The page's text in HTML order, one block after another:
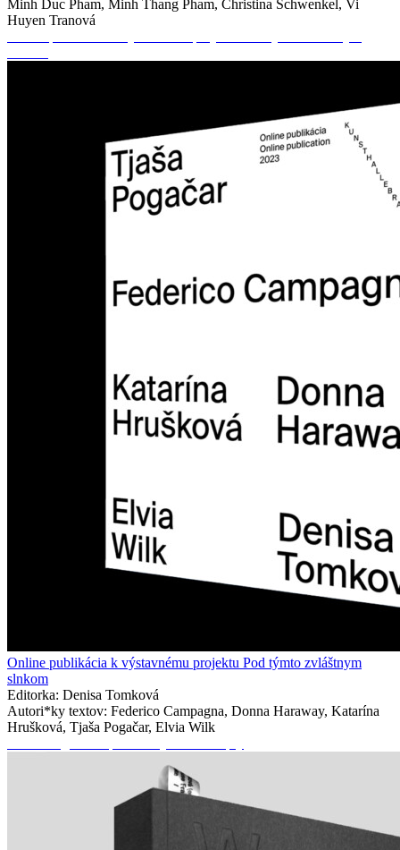
Minh Duc Pham, Minh Thang Pham, Christina Schwenkel, Vi
Huyen Tranová
Online publikácia k výstavnému projektu Pod týmto zvláštnym
slnkom
Editorka: Denisa Tomková
Autori*ky textov: Federico Campagna, Donna Haraway, Katarína
Hrušková, Tjaša Pogačar, Elvia Wilk